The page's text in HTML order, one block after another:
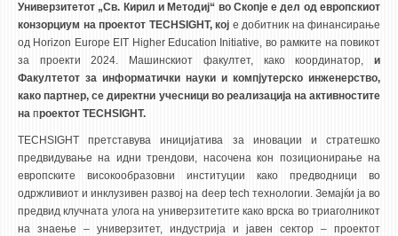
3DFindIT
WATERBRIDGING
CIRASIM
ENERGET
AIR QUALITY MODELLING
АКТИ
АКТИ
ИНФОРМАЦИИ ОД ЈАВЕН КАРАКТЕР
Универзитетот „Св. Кирил и Методиј“ во Скопје е дел од европскиот
конзорциум на проектот TECHSIGHT, кој е добитник на финансирање
од Horizon Europe EIT Higher Education Initiative, во рамките на повикот
за проекти 2024. Машинскиот факултет, како координатор, и
Факултетот за информатички науки и компјутерско инженерство,
како партнер, се директни учесници во реализација на активностите
на проектот TECHSIGHT.
TECHSIGHT претставува иницијатива за иновации и стратешко
предвидување на идни трендови, насочена кон позиционирање на
европските високообразовни институции како предводници во
одржливиот и инклузивен развој на deep tech технологии. Земајќи ја во
предвид клучната улога на универзитетите како врска во триаголникот
на знаење – универзитет, индустрија и јавен сектор – проектот